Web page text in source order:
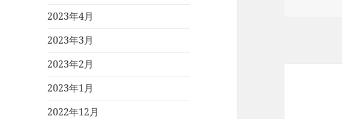
2023年4月
2023年3月
2023年2月
2023年1月
2022年12月